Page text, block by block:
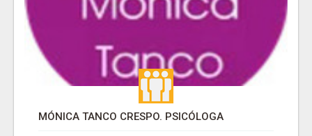
MÓNICA TANCO CRESPO. PSICÓLOGA